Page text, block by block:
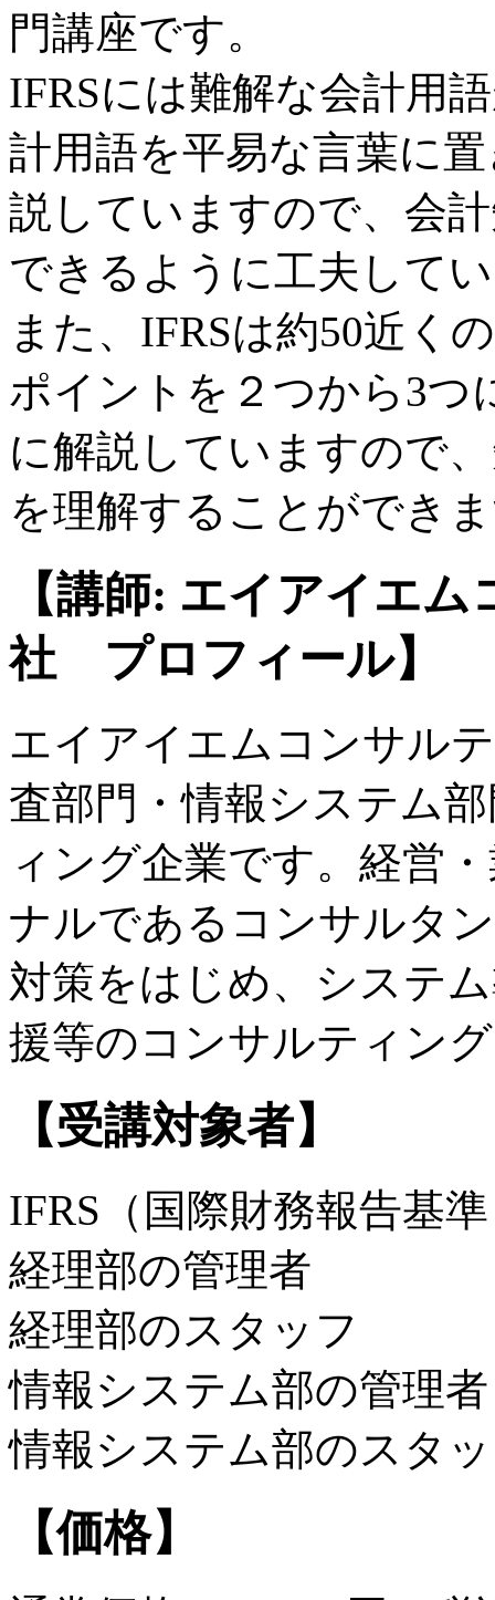
門講座です。
IFRSには難解な会計用
計用語を平易な言葉に
説していますので、会
できるように工夫して
また、IFRSは約50近く
ポイントを２つから3つ
に解説していますので
を理解することができ
【講師: エイアイエ
社 プロフィール】
エイアイエムコンサル
査部門・情報システム
ィング企業です。経営
ナルであるコンサルタ
対策をはじめ、システ
援等のコンサルティン
【受講対象者】
IFRS（国際財務報告基
経理部の管理者
経理部のスタッフ
情報システム部の管理者
情報システム部のスタ
【価格】